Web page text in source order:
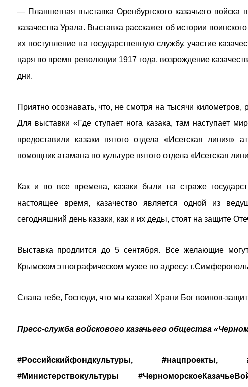
— Планшетная выставка Оренбургского казачьего войска
казачества Урала. Выставка расскажет об истории
их поступление на государственную службу, участие
царя во время революции 1917 года, возрождение
дни.
Приятно осознавать, что, не смотря на тысячи
Для выставки «Где ступает нога казака, там наступает
предоставили казаки пятого отдела «Исетская
помощник атамана по культуре пятого отдела «Исетская
Как и во все времена, казаки были на страже
настоящее время, казачество является одной из
сегодняшний день казаки, как и их деды, стоят на защите
Выставка продлится до 5 сентября. Все желающие
Крымском этнографическом музее по адресу:
Слава тебе, Господи, что мы казаки! Храни Бог воинов-
Пресс-служба войскового казачьего общества
#Российскийфондкультуры, #нацпроекты,
#Министерствокультуры